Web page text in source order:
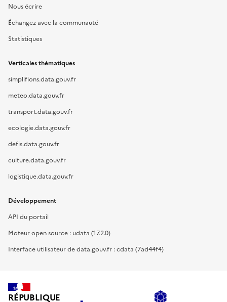
Nous écrire
Échangez avec la communauté
Statistiques
Verticales thématiques
simplifions.data.gouv.fr
meteo.data.gouv.fr
transport.data.gouv.fr
ecologie.data.gouv.fr
defis.data.gouv.fr
culture.data.gouv.fr
logistique.data.gouv.fr
Développement
API du portail
Moteur open source : udata (17.2.0)
Interface utilisateur de data.gouv.fr : cdata (7ad44f4)
RÉPUBLIQUE